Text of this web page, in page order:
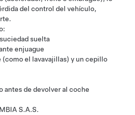
del control del vehículo,
suelta
enjuague
(como el lavavajillas) y un cepillo
antes de devolver al coche
S.A.S.